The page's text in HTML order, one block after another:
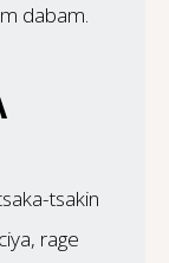
dabam.
tsakin
rage